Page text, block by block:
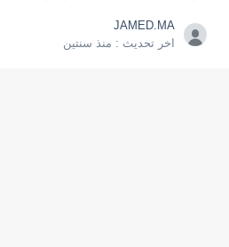
JAMED.MA
اخر تحديث : منذ سنتين